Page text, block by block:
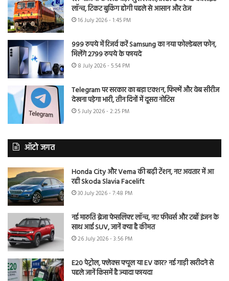
लॉन्च, टिकट बुकिंग होगी पहले से आसान और तेज
16 July 2026 - 1:45 PM
999 रुपये में रिजर्व करें Samsung का नया फोल्डेबल फोन,
मिलेंगे 2799 रुपये के फायदे
8 July 2026 - 5:54 PM
Telegram पर सरकार का बड़ा एक्शन, फिल्में और वेब सीरीज
देखना पड़ेगा भारी, तीन दिनों में दूसरा नोटिस
5 July 2026 - 2:25 PM
ऑटो जगत
Honda City और Verna की बढ़ी टेंशन, नए अवतार में आ
रही Skoda Slavia Facelift
30 July 2026 - 7:48 PM
नई मारुति ब्रेजा फेसलिफ्ट लॉन्च, नए फीचर्स और टर्बो इंजन के
साथ आई SUV, जानें क्या है कीमत
26 July 2026 - 3:56 PM
E20 पेट्रोल, फ्लेक्स फ्यूल या EV कार? नई गाड़ी खरीदने से
पहले जानें किसमें है ज्यादा फायदा